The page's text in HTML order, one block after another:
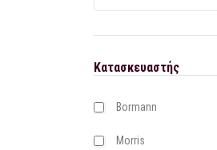
Κατασκευαστής
Bormann
Morris